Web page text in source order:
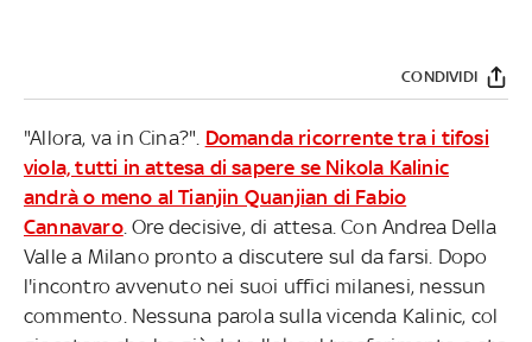
CONDIVIDI
"Allora, va in Cina?". Domanda ricorrente tra i tifosi
viola, tutti in attesa di sapere se Nikola Kalinic
andrà o meno al Tianjin Quanjian di Fabio
Cannavaro. Ore decisive, di attesa. Con Andrea Della
Valle a Milano pronto a discutere sul da farsi. Dopo
l'incontro avvenuto nei suoi uffici milanesi, nessun
commento. Nessuna parola sulla vicenda Kalinic, col